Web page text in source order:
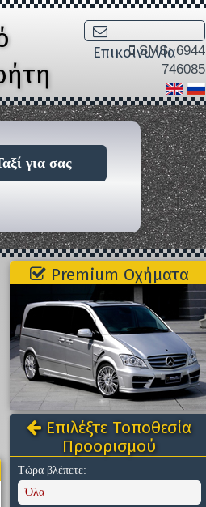
Επικοινωνία
SMS: 6944
746085
για σας
Premium Οχήματα
Επιλέξτε Τοποθεσία
Προορισμού
Τώρα βλέπετε:
Όλα